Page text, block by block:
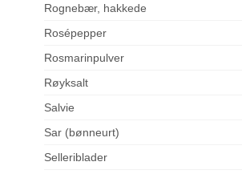
Rognebær, hakkede
Rosépepper
Rosmarinpulver
Røyksalt
Salvie
Sar (bønneurt)
Selleriblader